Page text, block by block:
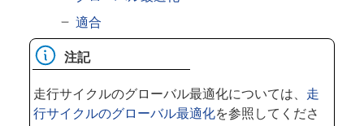
適合
注記
走行サイクルのグローバル最適化については、 走
行サイクルのグローバル最適化を参照してくださ